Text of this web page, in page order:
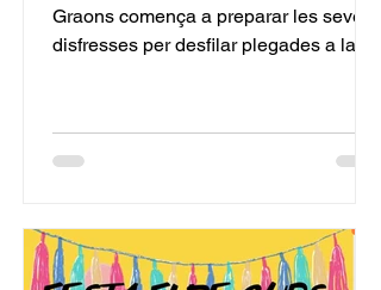
Graons comença a preparar les seves
disfresses per desfilar plegades a la
la Rua de Carnestoltes del proper
dissabte 14 de febrer 2026 :
companyia de teatre en residència de
l’Associació de Pensionistes i Jubilats